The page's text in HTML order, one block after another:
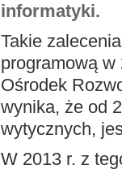
informatyki.
Takie
programową
Ośrodek
wynika, że od
wytycznych,
W 2013 r. z